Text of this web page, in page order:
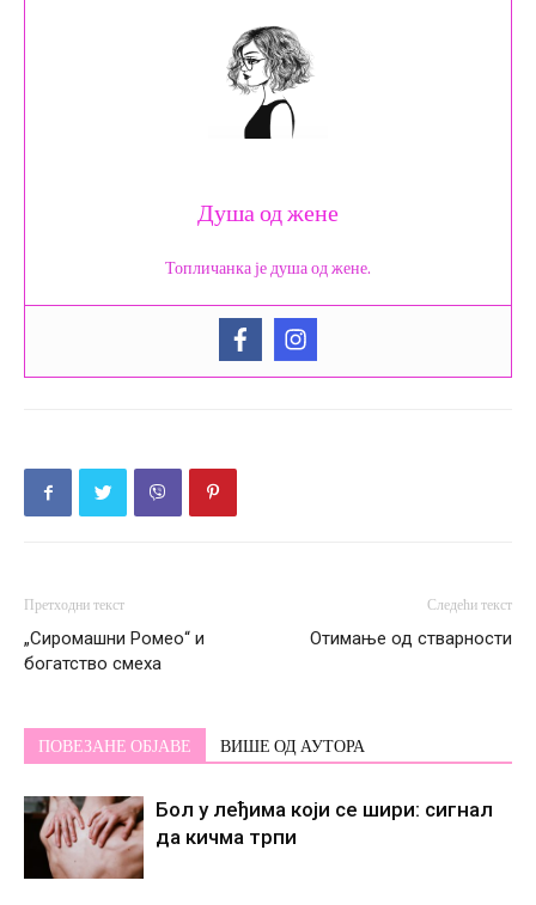
Душа од жене
Топличанка је душа од жене.
Претходни текст
„Сиромашни Ромео“ и
богатство смеха
Следећи текст
Отимање од стварности
ПОВЕЗАНЕ ОБЈАВЕ ВИШЕ ОД АУТОРА
Бол у леђима који се шири: сигнал
да кичма трпи